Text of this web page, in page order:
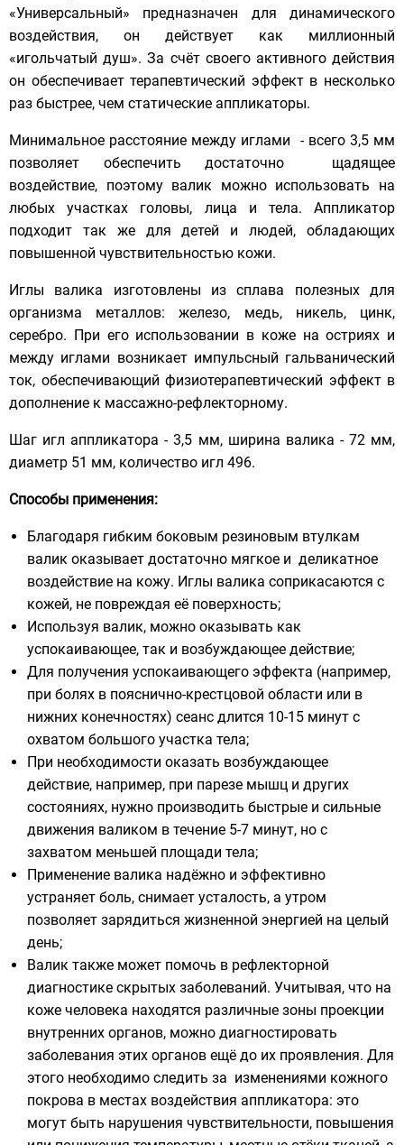
«Универсальный» предназначен для динамического
воздействия, он действует как миллионный
«игольчатый душ». За счёт своего активного действия
он обеспечивает терапевтический эффект в несколько
раз быстрее, чем статические аппликаторы.
Минимальное расстояние между иглами - всего 3,5 мм
позволяет обеспечить достаточно щадящее
воздействие, поэтому валик можно использовать на
любых участках головы, лица и тела. Аппликатор
подходит так же для детей и людей, обладающих
повышенной чувствительностью кожи.
Иглы валика изготовлены из сплава полезных для
организма металлов: железо, медь, никель, цинк,
серебро. При его использовании в коже на остриях и
между иглами возникает импульсный гальванический
ток, обеспечивающий физиотерапевтический эффект в
дополнение к массажно-рефлекторному.
Шаг игл аппликатора - 3,5 мм, ширина валика - 72 мм,
диаметр 51 мм, количество игл 496.
Способы применения:
Благодаря гибким боковым резиновым втулкам
валик оказывает достаточно мягкое и деликатное
воздействие на кожу. Иглы валика соприкасаются с
кожей, не повреждая её поверхность;
Используя валик, можно оказывать как
успокаивающее, так и возбуждающее действие;
Для получения успокаивающего эффекта (например,
при болях в пояснично-крестцовой области или в
нижних конечностях) сеанс длится 10-15 минут с
охватом большого участка тела;
При необходимости оказать возбуждающее
действие, например, при парезе мышц и других
состояниях, нужно производить быстрые и сильные
движения валиком в течение 5-7 минут, но с
захватом меньшей площади тела;
Применение валика надёжно и эффективно
устраняет боль, снимает усталость, а утром
позволяет зарядиться жизненной энергией на целый
день;
Валик также может помочь в рефлекторной
диагностике скрытых заболеваний. Учитывая, что на
коже человека находятся различные зоны проекции
внутренних органов, можно диагностировать
заболевания этих органов ещё до их проявления. Для
этого необходимо следить за изменениями кожного
покрова в местах воздействия аппликатора: это
могут быть нарушения чувствительности, повышения